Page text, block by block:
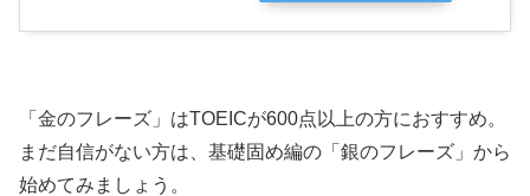
「金のフレーズ」はTOEICが600点以上の方におすすめ。
まだ自信がない方は、基礎固め編の「銀のフレーズ」から
始めてみましょう。